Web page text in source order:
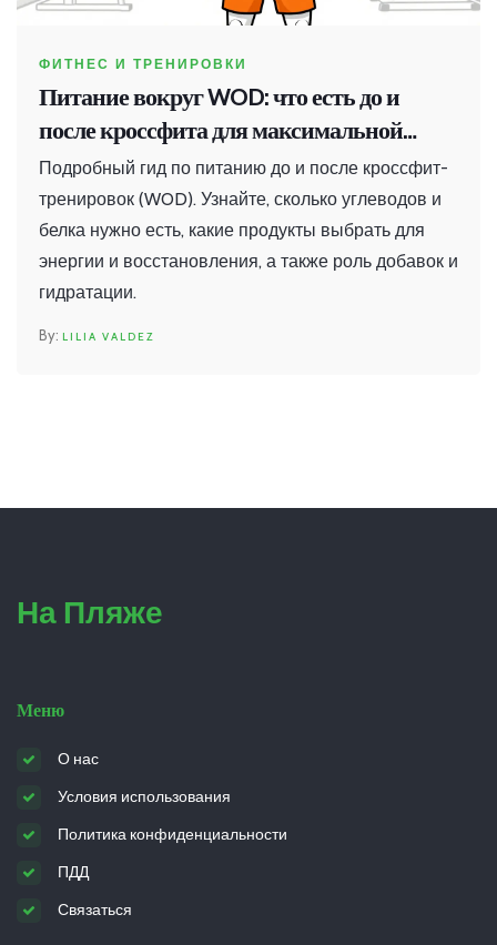
ФИТНЕС И ТРЕНИРОВКИ
Питание вокруг WOD: что есть до и
после кроссфита для максимальной
эффективности
Подробный гид по питанию до и после кроссфит-
тренировок (WOD). Узнайте, сколько углеводов и
белка нужно есть, какие продукты выбрать для
энергии и восстановления, а также роль добавок и
гидратации.
LILIA VALDEZ
На Пляже
Меню
О нас
Условия использования
Политика конфиденциальности
ПДД
Связаться